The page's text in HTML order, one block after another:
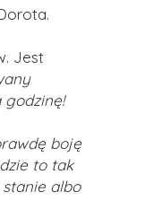
Jest
boję
to tak
stanie albo